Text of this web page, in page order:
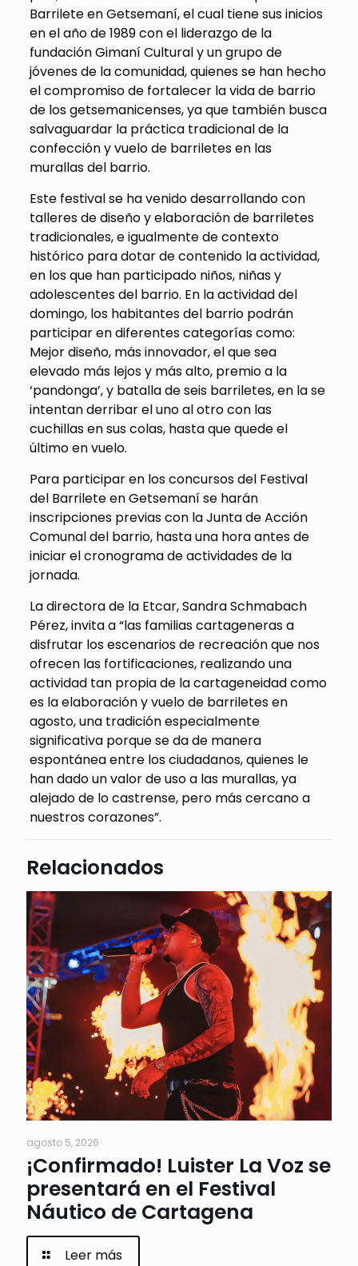
Barrilete en Getsemaní, el cual tiene sus inicios
en el año de 1989 con el liderazgo de la
fundación Gimaní Cultural y un grupo de
jóvenes de la comunidad, quienes se han hecho
el compromiso de fortalecer la vida de barrio
de los getsemanicenses, ya que también busca
salvaguardar la práctica tradicional de la
confección y vuelo de barriletes en las
murallas del barrio.
Este festival se ha venido desarrollando con
talleres de diseño y elaboración de barriletes
tradicionales, e igualmente de contexto
histórico para dotar de contenido la actividad,
en los que han participado niños, niñas y
adolescentes del barrio. En la actividad del
domingo, los habitantes del barrio podrán
participar en diferentes categorías como:
Mejor diseño, más innovador, el que sea
elevado más lejos y más alto, premio a la
‘pandonga’, y batalla de seis barriletes, en la se
intentan derribar el uno al otro con las
cuchillas en sus colas, hasta que quede el
último en vuelo.
Para participar en los concursos del Festival
del Barrilete en Getsemaní se harán
inscripciones previas con la Junta de Acción
Comunal del barrio, hasta una hora antes de
iniciar el cronograma de actividades de la
jornada.
La directora de la Etcar, Sandra Schmabach
Pérez, invita a “las familias cartageneras a
disfrutar los escenarios de recreación que nos
ofrecen las fortificaciones, realizando una
actividad tan propia de la cartageneidad como
es la elaboración y vuelo de barriletes en
agosto, una tradición especialmente
significativa porque se da de manera
espontánea entre los ciudadanos, quienes le
han dado un valor de uso a las murallas, ya
alejado de lo castrense, pero más cercano a
nuestros corazones”.
Relacionados
agosto 5, 2026
¡Confirmado! Luister La Voz se
presentará en el Festival
Náutico de Cartagena
Leer más